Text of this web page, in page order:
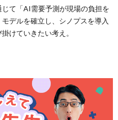
て「AI需要予測が現場の負担を
デルを確立し、シノプスを導入
けていきたい考え。